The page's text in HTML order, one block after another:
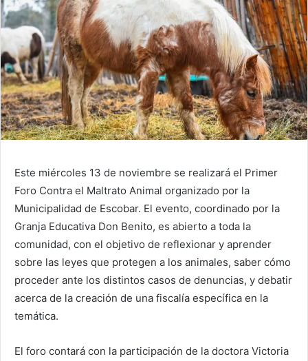
Este miércoles 13 de noviembre se realizará el Primer
Foro Contra el Maltrato Animal organizado por la
Municipalidad de Escobar. El evento, coordinado por la
Granja Educativa Don Benito, es abierto a toda la
comunidad, con el objetivo de reflexionar y aprender
sobre las leyes que protegen a los animales, saber cómo
proceder ante los distintos casos de denuncias, y debatir
acerca de la creación de una fiscalía específica en la
temática.
El foro contará con la participación de la doctora Victoria